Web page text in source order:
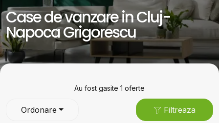
Case de vanzare in Cluj-
Napoca Grigorescu
Au fost gasite 1 oferte
Ordonare Filtreaza